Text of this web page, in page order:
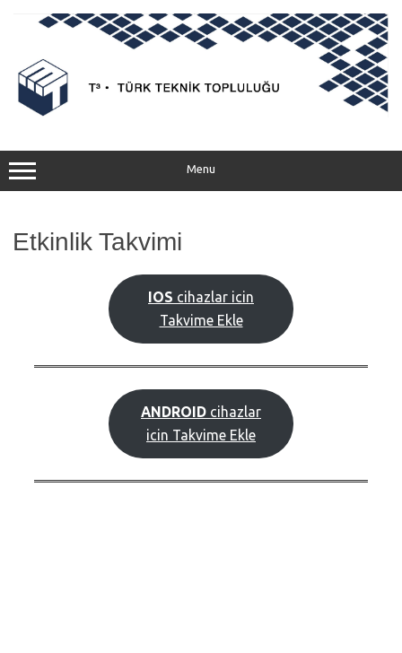
Menu
Etkinlik Takvimi
IOS cihazlar icin
Takvime Ekle
ANDROID cihazlar
icin Takvime Ekle